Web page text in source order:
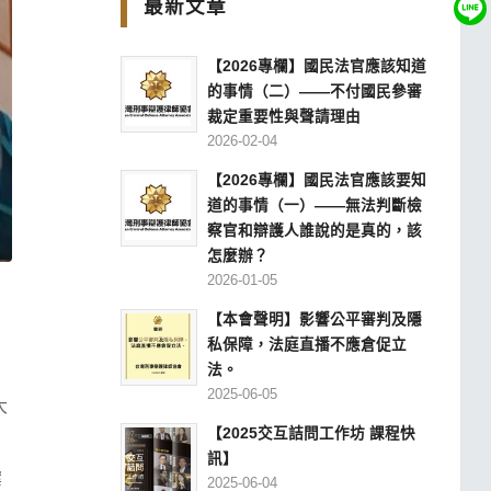
最新文章
【2026專欄】國民法官應該知道
的事情（二）——不付國民參審
裁定重要性與聲請理由
2026-02-04
【2026專欄】國民法官應該要知
道的事情（一）——無法判斷檢
察官和辯護人誰說的是真的，該
怎麼辦？
2026-01-05
【本會聲明】影響公平審判及隱
私保障，法庭直播不應倉促立
法。
2025-06-05
【2025交互詰問工作坊 課程快
訊】
2025-06-04